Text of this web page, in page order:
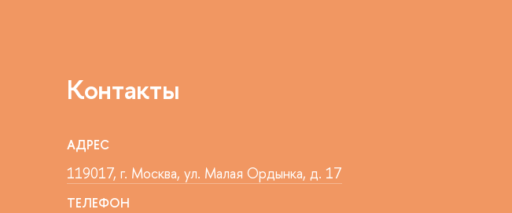
Контакты
АДРЕС
119017, г. Москва, ул. Малая Ордынка, д. 17
ТЕЛЕФОН